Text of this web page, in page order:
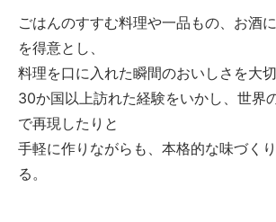
ごはんのすすむ料理や一品もの、お酒
を得意とし、
料理を口に入れた瞬間のおいしさを大切
30か国以上訪れた経験をいかし、世界
で再現したりと
手軽に作りながらも、本格的な味づく
る。